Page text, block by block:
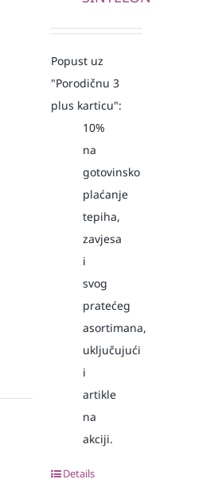
Popust uz
"Porodičnu 3
plus karticu":
10%
na
gotovinsko
plaćanje
tepiha,
zavjesa
i
svog
pratećeg
asortimana,
uključujući
i
artikle
na
akciji.
Details